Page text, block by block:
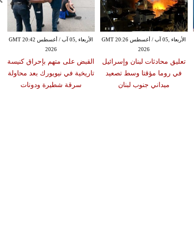
الأربعاء ,05 آب / أغسطس GMT 20:42
2026
القبض على متهم بإحراق كنيسة
تاريخية في نيويورك بعد محاولة
سرقة شطيرة ودونات
الأربعاء ,05 آب / أغسطس GMT 20:26
2026
تعليق محادثات لبنان وإسرائيل
في روما مؤقتا وسط تصعيد
ميداني جنوب لبنان